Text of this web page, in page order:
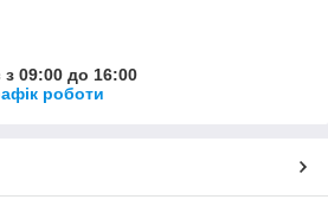
09:00 до 16:00
роботи